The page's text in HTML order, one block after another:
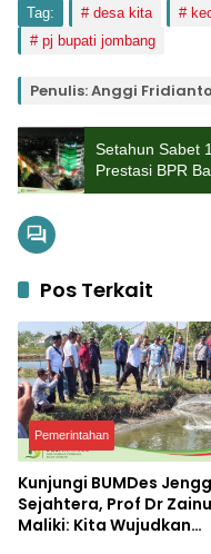
Tag: desa kita
pj bupati jombang
Penulis: Anggi Fridianto
Setahun Sabet
Prestasi BPR
Cemerlang
Pos Terkait
Pemerintahan
Kunjungi BUMDes
Sejahtera, Prof Dr
Maliki: Kita Wujudkan